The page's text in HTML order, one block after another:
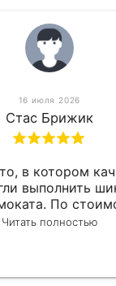
16 июля 2026
Стас Брижик
в котором
выполнить
По
приемлемо
Читать полностью